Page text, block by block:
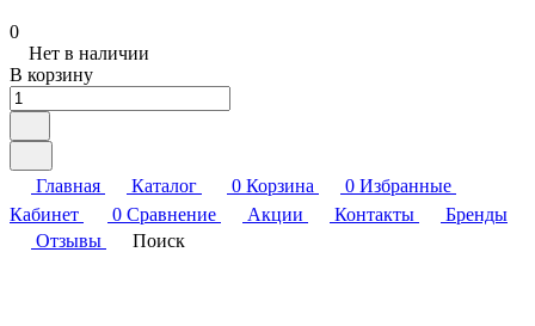
0
Нет в наличии
В корзину
Главная Каталог 0 Корзина 0 Избранные
Кабинет
0 Сравнение Акции Контакты
Бренды
Отзывы
Поиск